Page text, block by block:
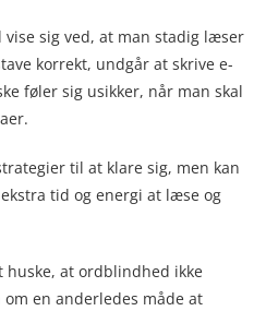
vise sig ved, at man stadig læser
korrekt, undgår at skrive e-
føler sig usikker, når man skal
til at klare sig, men kan
tid og energi at læse og
huske, at ordblindhed ikke
en anderledes måde at